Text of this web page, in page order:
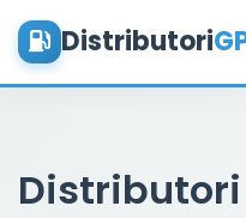
Distributori
Distributori